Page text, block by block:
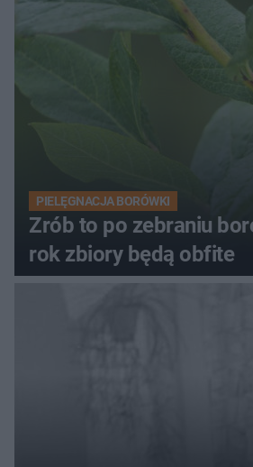
PIELĘGNACJA BORÓWKI
Zrób to po zebraniu
rok zbiory będą obfite